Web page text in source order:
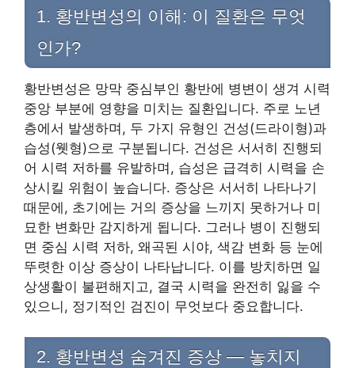
1. 황반변성의 이해: 이 질환은 무엇
인가?
황반변성은 망막 중심부인 황반에 병변이 생겨 시력
중앙 부분에 영향을 미치는 질환입니다. 주로 노년
층에서 발생하며, 두 가지 유형인 건성(드라이형)과
습성(웻형)으로 구분됩니다. 건성은 서서히 진행되
어 시력 저하를 유발하며, 습성은 급격히 시력을 손
상시킬 위험이 높습니다. 증상은 서서히 나타나기
때문에, 초기에는 거의 증상을 느끼지 못하거나 미
묘한 변화만 감지하게 됩니다. 그러나 병이 진행되
면 중심 시력 저하, 왜곡된 시야, 색감 변화 등 눈에
뚜렷한 이상 증상이 나타납니다. 이를 방치하면 일
상생활이 불편해지고, 결국 시력을 완전히 잃을 수
있으니, 정기적인 검진이 무엇보다 중요합니다.
2. 황반변성 숨겨진 증상 — 놓치지